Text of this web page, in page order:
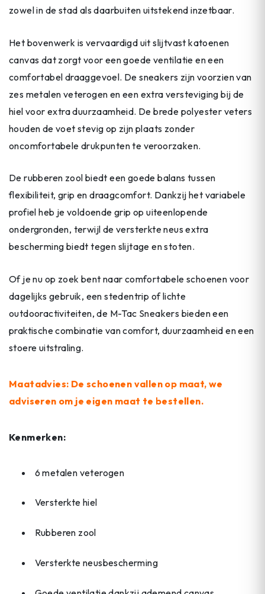
zowel in de stad als daarbuiten uitstekend inzetbaar.
Het bovenwerk is vervaardigd uit slijtvast katoenen
canvas dat zorgt voor een goede ventilatie en een
comfortabel draaggevoel. De sneakers zijn voorzien van
zes metalen veterogen en een extra versteviging bij de
hiel voor extra duurzaamheid. De brede polyester veters
houden de voet stevig op zijn plaats zonder
oncomfortabele drukpunten te veroorzaken.
De rubberen zool biedt een goede balans tussen
flexibiliteit, grip en draagcomfort. Dankzij het variabele
profiel heb je voldoende grip op uiteenlopende
ondergronden, terwijl de versterkte neus extra
bescherming biedt tegen slijtage en stoten.
Of je nu op zoek bent naar comfortabele schoenen voor
dagelijks gebruik, een stedentrip of lichte
outdooractiviteiten, de M-Tac Sneakers bieden een
praktische combinatie van comfort, duurzaamheid en een
stoere uitstraling.
Maatadvies: De schoenen vallen op maat, we
adviseren om je eigen maat te bestellen.
Kenmerken:
6 metalen veterogen
Versterkte hiel
Rubberen zool
Versterkte neusbescherming